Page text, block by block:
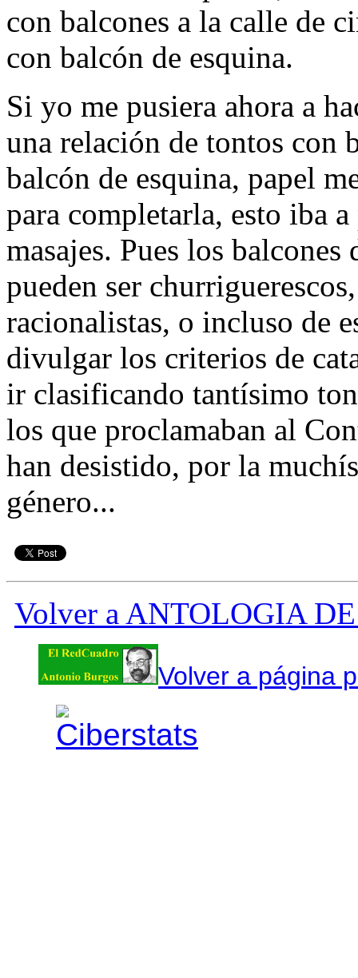
con balcones a la calle de
con balcón de esquina.
Si yo me pusiera ahora a
una relación de tontos con
balcón de esquina, papel
para completarla, esto iba
masajes. Pues los
pueden ser
racionalistas, o incluso de
divulgar los criterios de
ir clasificando tantísimo
los que proclamaban al
han desistido, por la
género...
Volver a ANTOLOGIA
Volver a página